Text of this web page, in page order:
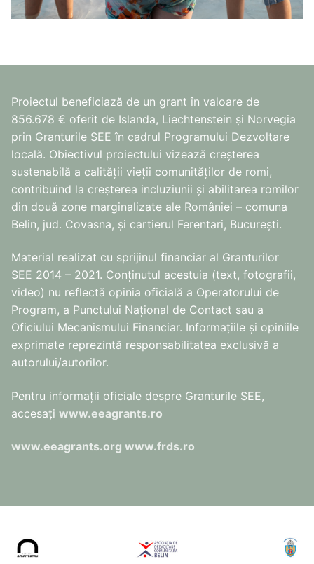
Proiectul beneficiază de un grant în valoare de
856.678 € oferit de Islanda, Liechtenstein și Norvegia
prin Granturile SEE în cadrul Programului Dezvoltare
locală. Obiectivul proiectului vizează creșterea
sustenabilă a calității vieții comunităților de romi,
contribuind la creșterea incluziunii și abilitarea romilor
din două zone marginalizate ale României – comuna
Belin, jud. Covasna, și cartierul Ferentari, București.
Material realizat cu sprijinul financiar al Granturilor
SEE 2014 – 2021. Conținutul acestuia (text, fotografii,
video) nu reflectă opinia oficială a Operatorului de
Program, a Punctului Național de Contact sau a
Oficiului Mecanismului Financiar. Informațiile și opiniile
exprimate reprezintă responsabilitatea exclusivă a
autorului/autorilor.
Pentru informaţii oficiale despre Granturile SEE,
accesaţi www.eeagrants.ro
www.eeagrants.org www.frds.ro